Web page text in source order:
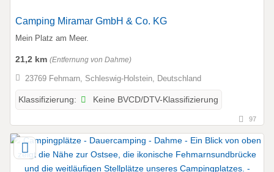
Camping Miramar GmbH & Co. KG
Mein Platz am Meer.
21,2 km (Entfernung von Dahme)
23769 Fehmarn, Schleswig-Holstein, Deutschland
Klassifizierung: Keine BVCD/DTV-Klassifizierung
97